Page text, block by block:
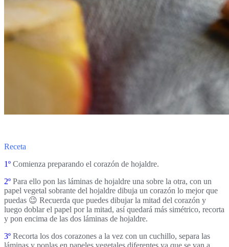
Receta
1º Comienza preparando el corazón de hojaldre.
2º Para ello pon las láminas de hojaldre una sobre la otra, con un
papel vegetal sobrante del hojaldre dibuja un corazón lo mejor que
puedas 😉 Recuerda que puedes dibujar la mitad del corazón y
luego doblar el papel por la mitad, así quedará más simétrico, recorta
y pon encima de las dos láminas de hojaldre.
3º Recorta los dos corazones a la vez con un cuchillo, separa las
láminas y ponlas en papeles vegetales diferentes ya que se van a